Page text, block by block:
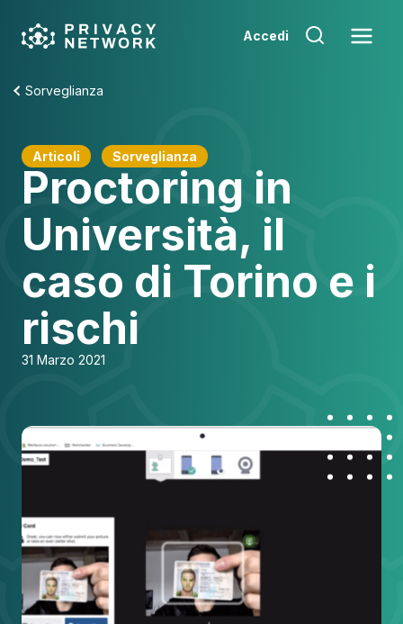
content
Accedi
Sorveglianza
Articoli Sorveglianza
Proctoring in
Università, il
caso di Torino e i
rischi
31 Marzo 2021